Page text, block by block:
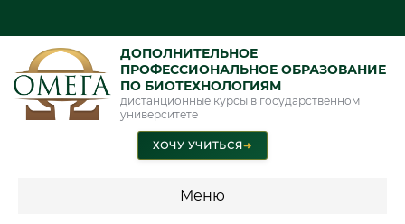
ДОПОЛНИТЕЛЬНОЕ
ПРОФЕССИОНАЛЬНОЕ ОБРАЗОВАНИЕ
ПО БИОТЕХНОЛОГИЯМ
дистанционные курсы в государственном
университете
ХОЧУ УЧИТЬСЯ➜
Меню